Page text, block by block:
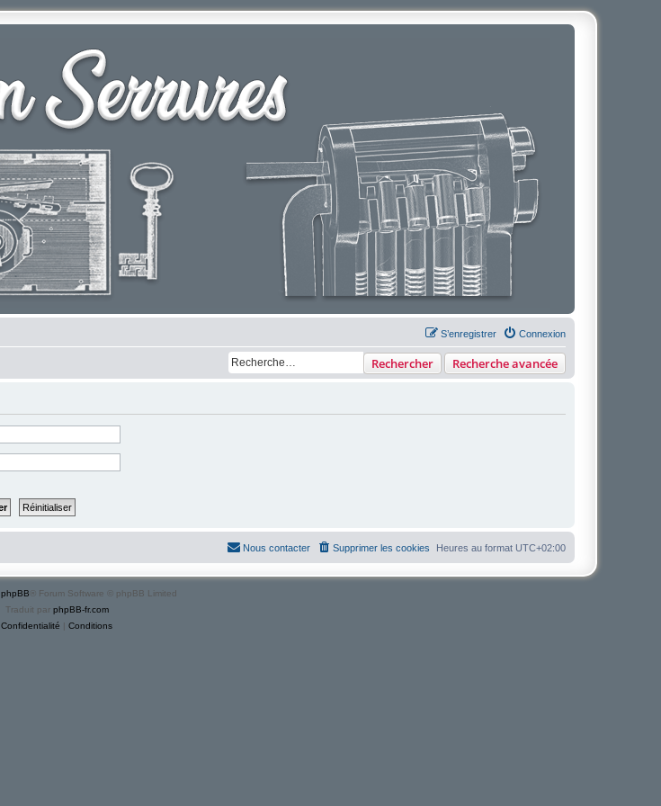
Connexion
S’enregistrer
Rechercher Recherche avancée
Heures au format UTC+02:00
Supprimer les cookies
Nous contacter
phpBB ® Forum Software © phpBB Limited
Traduit par phpBB-fr.com
Confidentialité | Conditions